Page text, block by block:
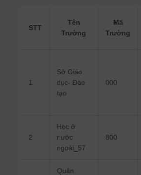
STT
Tên
Trường
Mã
Trường
1
Sở Giáo
dục- Đào
tạo
000
2
Học ở
nước
ngoài_57
800
Quân